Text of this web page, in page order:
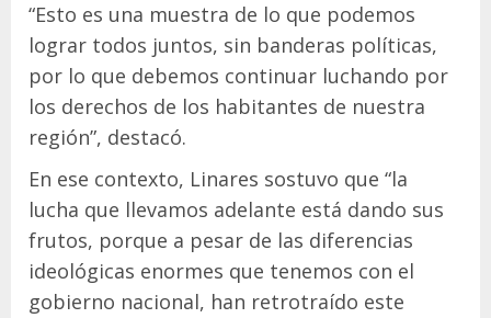
“Esto es una muestra de lo que podemos
lograr todos juntos, sin banderas políticas,
por lo que debemos continuar luchando por
los derechos de los habitantes de nuestra
región”, destacó.
En ese contexto, Linares sostuvo que “la
lucha que llevamos adelante está dando sus
frutos, porque a pesar de las diferencias
ideológicas enormes que tenemos con el
gobierno nacional, han retrotraído este